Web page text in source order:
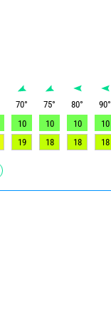
70° 75° 80° 90°
10 10 10 10
19 18 18 18